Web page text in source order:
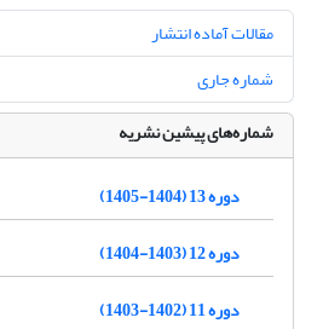
مقالات آماده انتشار
شماره جاری
شماره‌های پیشین نشریه
دوره 13 (1404-1405)
دوره 12 (1403-1404)
دوره 11 (1402-1403)